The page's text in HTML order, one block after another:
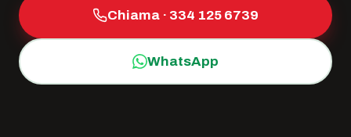
Chiama · 334 125 6739
WhatsApp